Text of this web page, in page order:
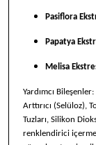
Pasiflora
Papatya
Melisa
Yardımcı
Arttırıcı (Selüloz),
Tuzları, Silikon
renklendirici